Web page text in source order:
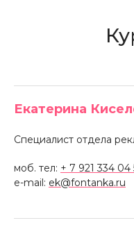
Екатерина
Специалист отдела
моб. тел: + 7 921 334 04
e-mail: ek@fontanka.ru